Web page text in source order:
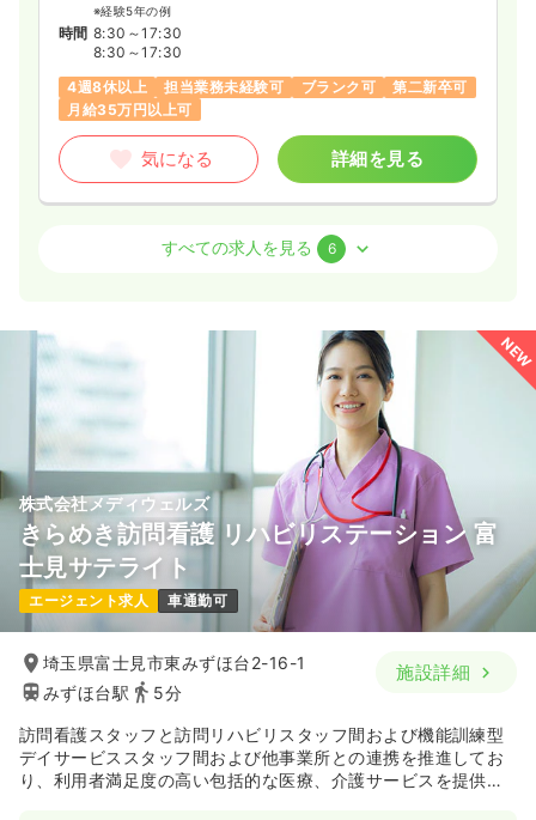
※経験5年の例
時間 8:30～17:30
8:30～17:30
4週8休以上
担当業務未経験可 ブランク可
第二新卒可
月給35万円以上可
気になる 詳細を見る
※経験5年の例
時間 8:00～17:00
4週8休以上
気になる 詳細を見る
オペ室(手術室)正・准看護師 一般病院
日勤のみ（常勤）
給与 26.5万円/月 賞与3.7ヶ月
※経験5年の例
時間 8:30～17:30
4週8休以上
オンコールあり ブランク可
第二新卒可
月給28万円以上可
すべての求人を見る 6
NEW
株式会社メディウェルズ
きらめき訪問看護 リハビリステーション 富
士見サテライト
エージェント求人 車通勤可
埼玉県富士見市東みずほ台2-16-1
みずほ台駅
5分
施設詳細
訪問看護スタッフと訪問リハビリスタッフ間および機能訓練型
デイサービススタッフ間および他事業所との連携を推進してお
り、利用者満足度の高い包括的な医療、介護サービスを提供し